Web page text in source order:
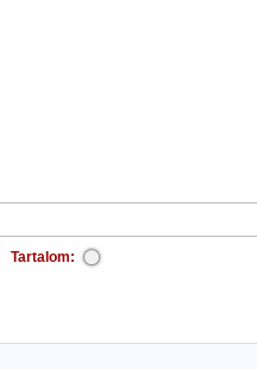
Tartalom: